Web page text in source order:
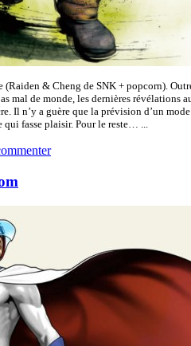
(Raiden & Cheng de SNK + popcorn).
mal de monde, les dernières révélations
Il n’y a guère que la prévision d’un
qui fasse plaisir. Pour le reste… ...